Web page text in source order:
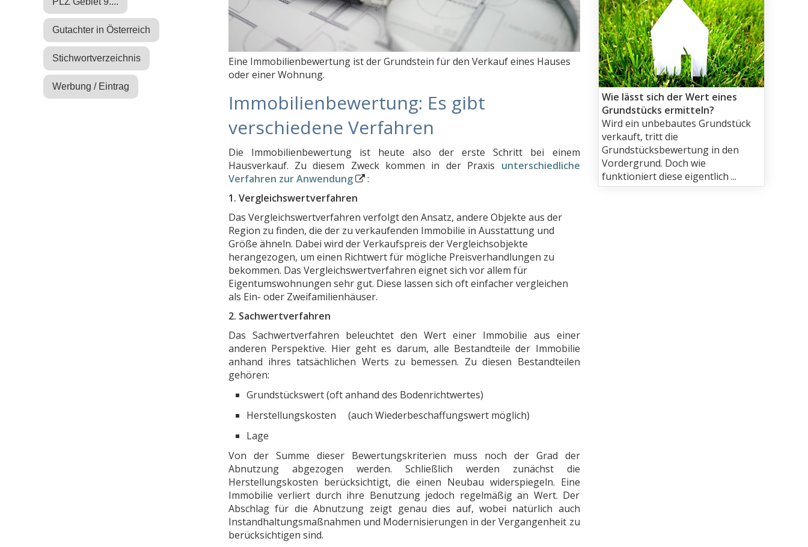
Gutachter in Österreich
Stichwortverzeichnis
Werbung / Eintrag
Eine Immobilienbewertung ist der Grundstein für den Verkauf eines Hauses
oder einer Wohnung.
Immobilienbewertung: Es gibt
verschiedene Verfahren
Die Immobilienbewertung ist heute also der erste Schritt bei einem
Hausverkauf. Zu diesem Zweck kommen in der Praxis unterschiedliche
Verfahren zur Anwendung⁣
:
1. Vergleichswertverfahren
Das Vergleichswertverfahren verfolgt den Ansatz, andere Objekte aus der
Region zu finden, die der zu verkaufenden Immobilie in Ausstattung und
Größe ähneln. Dabei wird der Verkaufspreis der Vergleichsobjekte
herangezogen, um einen Richtwert für mögliche Preisverhandlungen zu
bekommen. Das Vergleichswertverfahren eignet sich vor allem für
Eigentumswohnungen sehr gut. Diese lassen sich oft einfacher vergleichen
als Ein- oder Zweifamilienhäuser.
2. Sachwertverfahren
Das Sachwertverfahren beleuchtet den Wert einer Immobilie aus einer
anderen Perspektive. Hier geht es darum, alle Bestandteile der Immobilie
anhand ihres tatsächlichen Werts zu bemessen. Zu diesen Bestandteilen
gehören:
Grundstückswert (oft anhand des Bodenrichtwertes)
Herstellungskosten (auch Wiederbeschaffungswert möglich)
Lage
Von der Summe dieser Bewertungskriterien muss noch der Grad der
Abnutzung abgezogen werden. Schließlich werden zunächst die
Herstellungskosten berücksichtigt, die einen Neubau widerspiegeln. Eine
Immobilie verliert durch ihre Benutzung jedoch regelmäßig an Wert. Der
Abschlag für die Abnutzung zeigt genau dies auf, wobei natürlich auch
Instandhaltungsmaßnahmen und Modernisierungen in der Vergangenheit zu
berücksichtigen sind.
Wie lässt sich der Wert eines
Grundstücks ermitteln?
Wird ein unbebautes Grundstück
verkauft, tritt die
Grundstücksbewertung in den
Vordergrund. Doch wie
funktioniert diese eigentlich ...